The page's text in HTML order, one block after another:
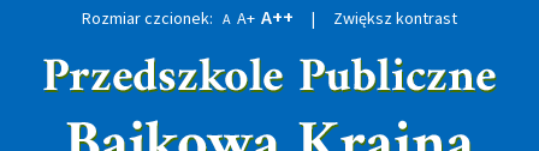
głównej
wyszukiwarki
Rozmiar czcionek: A A+ A++ | Zwiększ kontrast